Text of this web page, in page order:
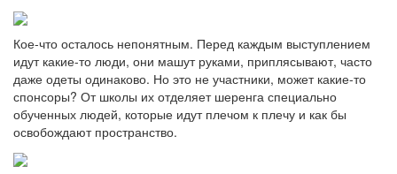
Кое-что осталось непонятным. Перед каждым выступлением
идут какие-то люди, они машут руками, приплясывают, часто
даже одеты одинаково. Но это не участники, может какие-то
спонсоры? От школы их отделяет шеренга специально
обученных людей, которые идут плечом к плечу и как бы
освобождают пространство.